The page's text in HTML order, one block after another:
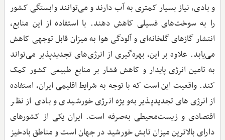
و بادی، نیاز بسیار کمتری به آب دارند و می‌توانند وابستگی کشور
را به سوخت‌های فسیلی کاهش دهند. با استفاده از این منابع،
انتشار گازهای گلخانه‌ای و آلودگی هوا به میزان قابل توجهی کاهش
می‌یابد. علاوه بر این، بهره‌گیری از انرژی‌های تجدیدپذیر می‌تواند
به تامین انرژی پایدار و کاهش فشار بر منابع طبیعی کشور کمک
کند. واقعیت این است که با توجه به شرایط اقلیمی ایران، استفاده
از انرژی‌های تجدیدپذیر به‌ویژه انرژی خورشیدی و بادی از نظر
اقتصادی و زیست‌محیطی به‌صرفه است. ایران یکی از کشورهای
دارای بالاترین میزان تابش خورشید در جهان است و مناطق بادخیز